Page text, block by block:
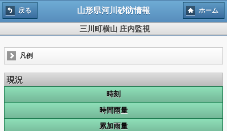
戻る 山形県河川砂防情報 ホーム
三川町横山 庄内監視
凡例
現況
時刻
時間雨量
累加雨量